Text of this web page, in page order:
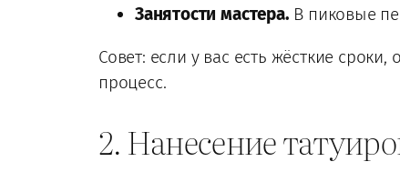
Занятости мастера. В пиковые
Совет: если у вас есть жёсткие
процесс.
2. Нанесение